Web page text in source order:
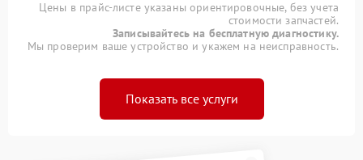
Цены в прайс-листе указаны ориентировочные, без учета
стоимости запчастей.
Записывайтесь на бесплатную диагностику.
Мы проверим ваше устройство и укажем на неисправность.
Показать все услуги